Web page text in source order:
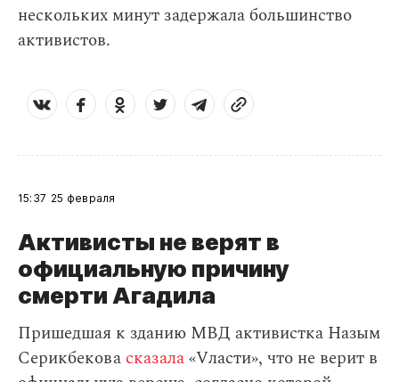
нескольких минут задержала большинство
активистов.
15:37 25 февраля
Активисты не верят в
официальную причину
смерти Агадила
Пришедшая к зданию МВД активистка Назым
Серикбекова сказала«Vласти», что не верит в